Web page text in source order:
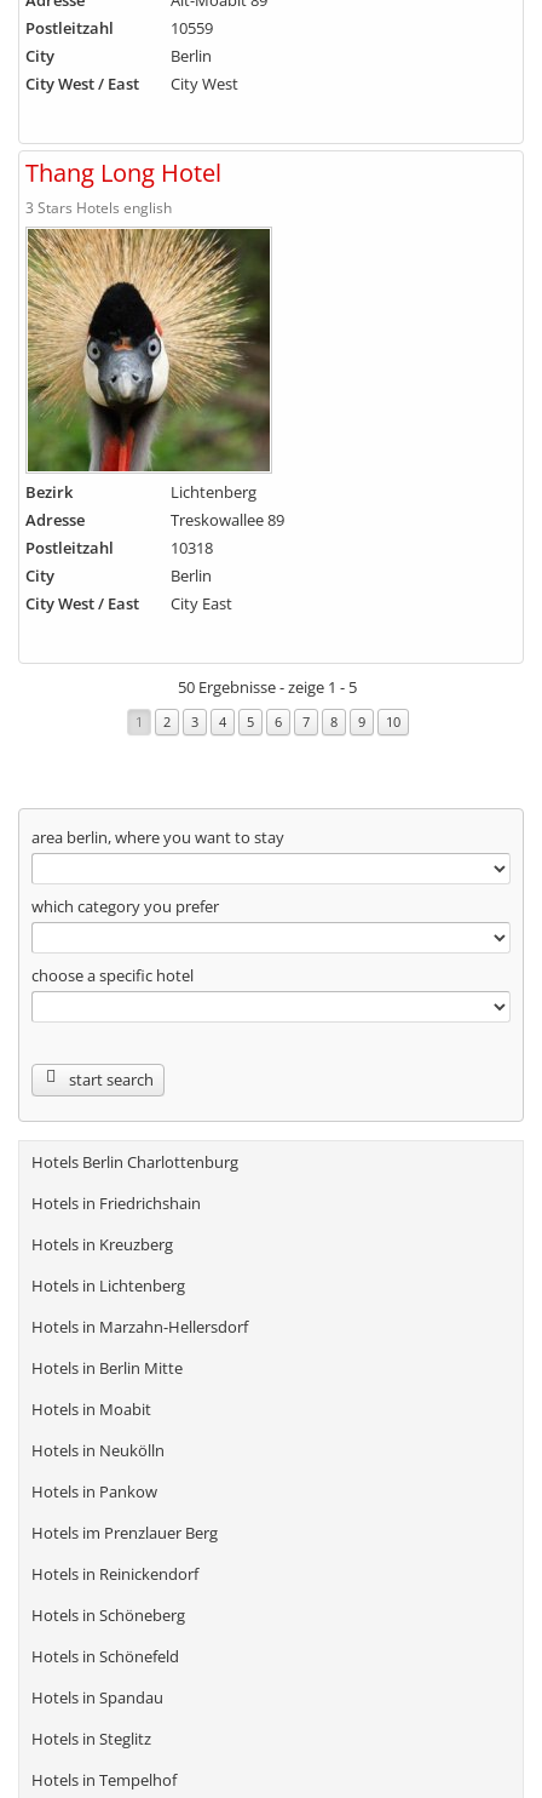
Postleitzahl
10559
City
Berlin
City West / East
City West
Thang Long Hotel
3 Stars Hotels english
Bezirk
Lichtenberg
Adresse
Treskowallee 89
Postleitzahl
10318
City
Berlin
City West / East
City East
50 Ergebnisse - zeige 1 - 5
1 2 3 4 5 6 7 8 9 10
area berlin, where you want to stay
which category you prefer
choose a specific hotel
start search
Hotels Berlin Charlottenburg
Hotels in Friedrichshain
Hotels in Kreuzberg
Hotels in Lichtenberg
Hotels in Marzahn-Hellersdorf
Hotels in Berlin Mitte
Hotels in Moabit
Hotels in Neukölln
Hotels in Pankow
Hotels im Prenzlauer Berg
Hotels in Reinickendorf
Hotels in Schöneberg
Hotels in Schönefeld
Hotels in Spandau
Hotels in Steglitz
Hotels in Tempelhof